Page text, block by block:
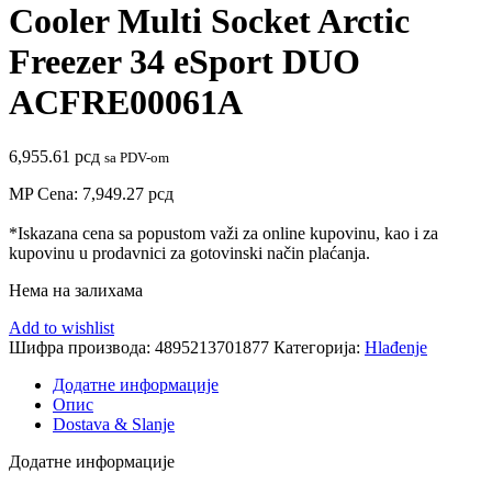
Cooler Multi Socket Arctic
Freezer 34 eSport DUO
ACFRE00061A
6,955.61 рсд sa PDV-om
MP Cena: 7,949.27 рсд
*Iskazana cena sa popustom važi za online kupovinu, kao i za
kupovinu u prodavnici za gotovinski način plaćanja.
Нема на залихама
Add to wishlist
Шифра производа: 4895213701877 Категорија: Hlađenje
Додатне информације
Опис
Dostava & Slanje
Додатне информације